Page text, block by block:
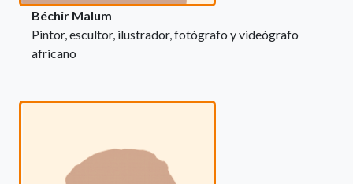
Béchir Malum
Pintor, escultor, ilustrador, fotógrafo y videógrafo
africano